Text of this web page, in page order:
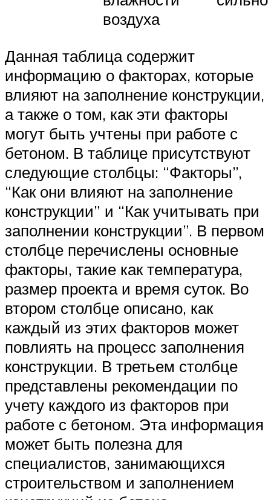
воздуха
Данная таблица содержит
информацию о факторах, которые
влияют на заполнение конструкции,
а также о том, как эти факторы
могут быть учтены при работе с
бетоном. В таблице присутствуют
следующие столбцы: “Факторы”,
“Как они влияют на заполнение
конструкции” и “Как учитывать при
заполнении конструкции”. В первом
столбце перечислены основные
факторы, такие как температура,
размер проекта и время суток. Во
втором столбце описано, как
каждый из этих факторов может
повлиять на процесс заполнения
конструкции. В третьем столбце
представлены рекомендации по
учету каждого из факторов при
работе с бетоном. Эта информация
может быть полезна для
специалистов, занимающихся
строительством и заполнением